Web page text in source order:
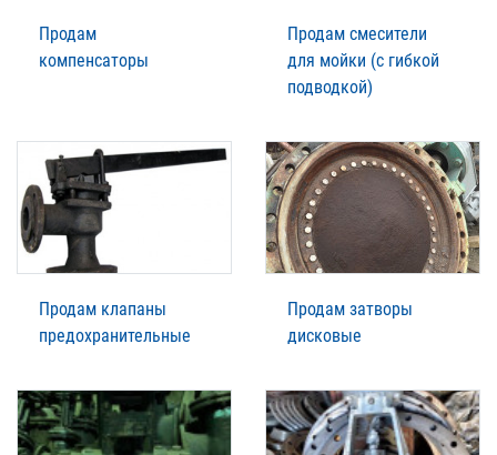
Продам
компенсаторы
Продам смесители
для мойки (с гибкой
подводкой)
Продам клапаны
предохранительные
Продам затворы
дисковые